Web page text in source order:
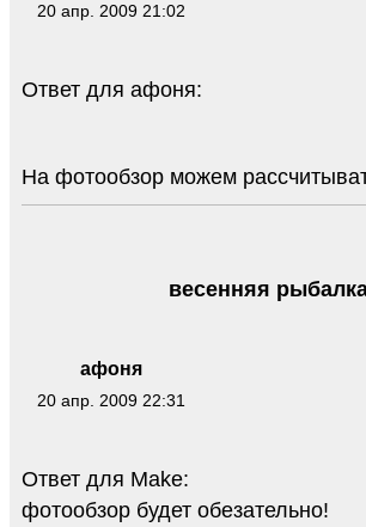
20 апр. 2009 21:02
Ответ для афоня:
На фотообзор можем
афоня
20 апр. 2009 22:31
весенняя
Ответ для Make:
фотообзор будет обезательно!